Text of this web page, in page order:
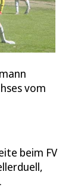
vom
beim FV